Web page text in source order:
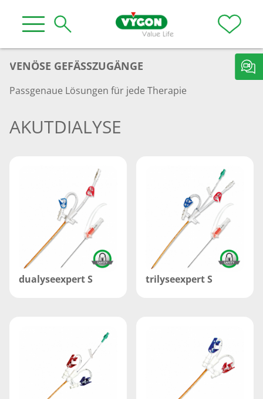
VENÖSE GEFÄSSZUGÄNGE
Passgenaue Lösungen für jede Therapie
AKUTDIALYSE
dualyseexpert S trilyseexpert S